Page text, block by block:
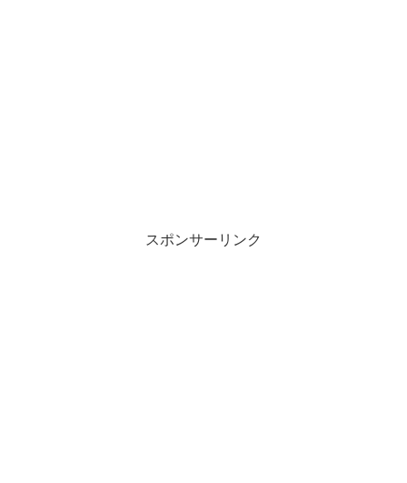
スポンサーリンク